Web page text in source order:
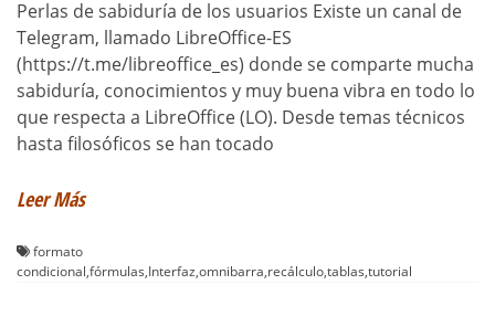
Perlas de sabiduría de los usuarios Existe un canal de
Telegram, llamado LibreOffice-ES
(https://t.me/libreoffice_es) donde se comparte mucha
sabiduría, conocimientos y muy buena vibra en todo lo
que respecta a LibreOffice (LO). Desde temas técnicos
hasta filosóficos se han tocado
Leer Más
formato
condicional,fórmulas,Interfaz,omnibarra,recálculo,tablas,tutorial